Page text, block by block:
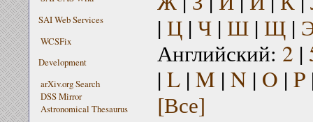
SAI Web Services
WCSFix
Development
arXiv.org Search
DSS Mirror
Astronomical Thesaurus
| Ц| Ч| Ш| Щ|
Английский: 2 |
| L| M | N | O | P
[Все]